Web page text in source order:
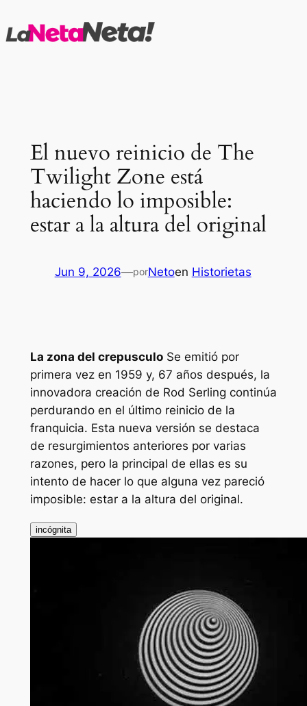
al
El nuevo reinicio de The
Twilight Zone está
haciendo lo imposible:
estar a la altura del original
Jun 9, 2026—porNetoen Historietas
La zona del crepusculoSe emitió por
primera vez en 1959 y, 67 años después, la
innovadora creación de Rod Serling continúa
perdurando en el último reinicio de la
franquicia. Esta nueva versión se destaca
de resurgimientos anteriores por varias
razones, pero la principal de ellas es su
intento de hacer lo que alguna vez pareció
imposible: estar a la altura del original.
incógnita